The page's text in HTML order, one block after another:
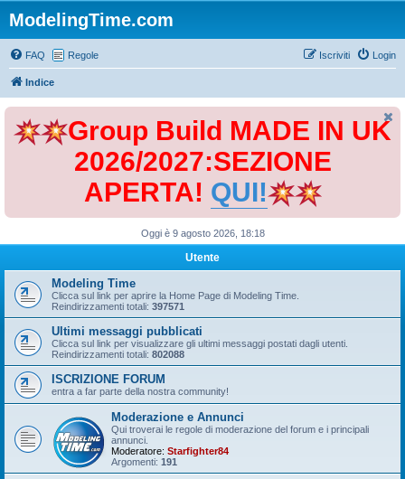
ModelingTime.com
FAQ Regole Login
Iscriviti
Indice
Group Build MADE IN UK
2026/2027:SEZIONE
APERTA! QUI!
Oggi è 9 agosto 2026, 18:18
Utente
Modeling Time
Clicca sul link per aprire la Home Page di Modeling Time.
Reindirizzamenti totali: 397571
Ultimi messaggi pubblicati
Clicca sul link per visualizzare gli ultimi messaggi postati dagli utenti.
Reindirizzamenti totali: 802088
ISCRIZIONE FORUM
entra a far parte della nostra community!
Moderazione e Annunci
Qui troverai le regole di moderazione del forum e i principali
annunci.
Moderatore: Starfighter84
Argomenti: 191